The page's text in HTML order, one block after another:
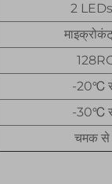
2
-20℃
-30℃
चमक से